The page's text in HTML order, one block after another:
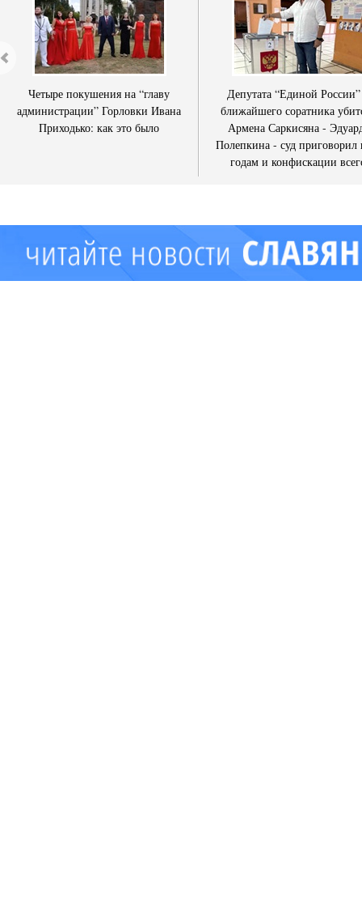
Четыре покушения на “главу
администрации” Горловки Ивана
Приходько: как это было
Депутата “Единой
ближайшего соратника
Армена Саркисяна -
Полепкина - суд приговорил
годам и конфискации